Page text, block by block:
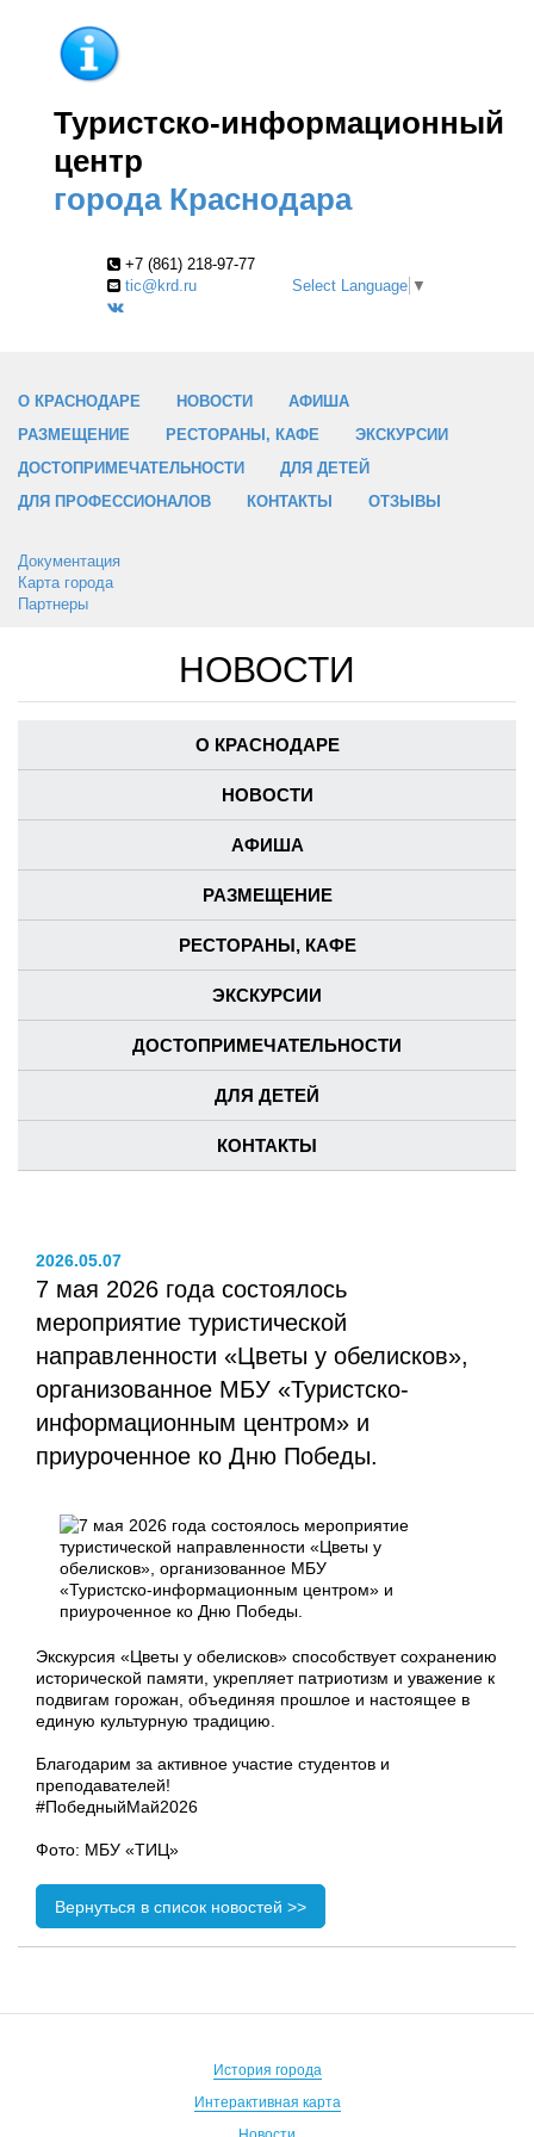
Туристско-информационный
центр
города Краснодара
+7 (861) 218-97-77
tic@krd.ru
Select Language ▼
О КРАСНОДАРЕ НОВОСТИ
АФИША
РАЗМЕЩЕНИЕ
РЕСТОРАНЫ, КАФЕ
ЭКСКУРСИИ
ДОСТОПРИМЕЧАТЕЛЬНОСТИ
ДЛЯ ДЕТЕЙ
ДЛЯ ПРОФЕССИОНАЛОВ
КОНТАКТЫ ОТЗЫВЫ
Документация
Карта города
Партнеры
НОВОСТИ
О КРАСНОДАРЕ
НОВОСТИ
АФИША
РАЗМЕЩЕНИЕ
РЕСТОРАНЫ, КАФЕ
ЭКСКУРСИИ
ДОСТОПРИМЕЧАТЕЛЬНОСТИ
ДЛЯ ДЕТЕЙ
КОНТАКТЫ
2026.05.07
7 мая 2026 года состоялось
мероприятие туристической
направленности «Цветы у обелисков»,
организованное МБУ «Туристско-
информационным центром» и
приуроченное ко Дню Победы.
Экскурсия «Цветы у обелисков» способствует сохранению
исторической памяти, укрепляет патриотизм и уважение к
подвигам горожан, объединяя прошлое и настоящее в
единую культурную традицию.
Благодарим за активное участие студентов и
преподавателей!
#ПобедныйМай2026
Фото: МБУ «ТИЦ»
Вернуться в список новостей >>
История города
Интерактивная карта